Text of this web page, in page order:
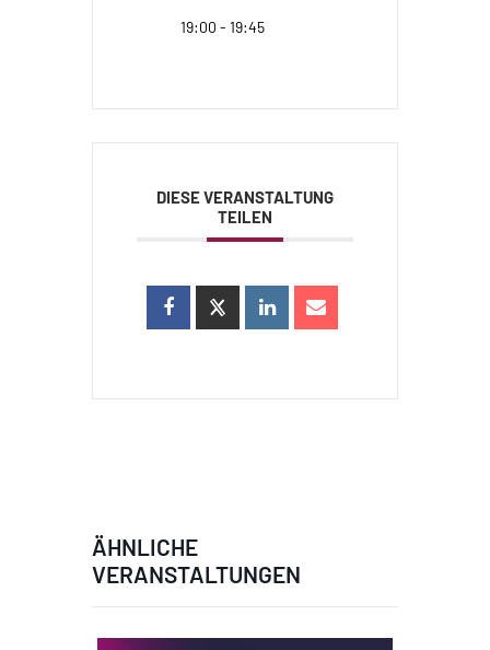
19:00 - 19:45
DIESE VERANSTALTUNG
TEILEN
ÄHNLICHE
VERANSTALTUNGEN